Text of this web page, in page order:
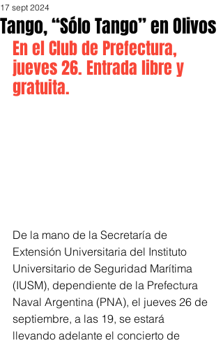
Tango, “Sólo Tango” en Olivos
17 sept 2024
En el Club de Prefectura,
jueves 26. Entrada libre y
gratuita.
De la mano de la Secretaría de
Extensión Universitaria del Instituto
Universitario de Seguridad Marítima
(IUSM), dependiente de la Prefectura
Naval Argentina (PNA), el jueves 26 de
septiembre, a las 19, se estará
llevando adelante el concierto de